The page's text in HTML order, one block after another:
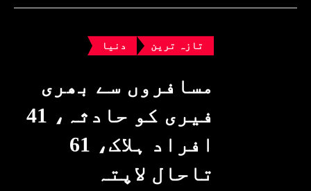
تازہ ترین دنیا
مسافروں سے بھری
فیری کو حادثہ، 41
افراد ہلاک، 61
تاحال لاپتہ